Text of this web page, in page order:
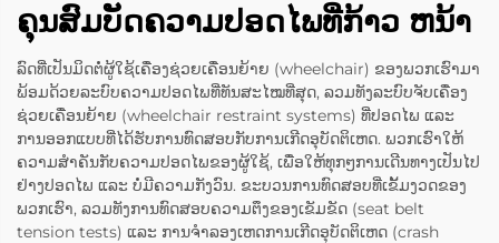
ຄຸນສົມບັດຄວາມປອດໄພທີ່ກ້າວ ຫນ້າ
ລົດທີ່ເປັນມິດຕໍ່ຜູ້ໃຊ້ເຄື່ອງຊ່ວຍເຄື່ອນຍ້າຍ (wheelchair) ຂອງພວກເຮົາມາ
ພ້ອມດ້ວຍລະບົບຄວາມປອດໄພທີ່ທັນສະໄໝທີ່ສຸດ, ລວມທັງລະບົບຈັບເຄື່ອງ
ຊ່ວຍເຄື່ອນຍ້າຍ (wheelchair restraint systems) ທີ່ປອດໄພ ແລະ
ການອອກແບບທີ່ໄດ້ຮັບການທົດສອບກັບການເກີດອຸບັດຕິເຫດ. ພວກເຮົາໃຫ້
ຄວາມສຳຄັນກັບຄວາມປອດໄພຂອງຜູ້ໃຊ້, ເພື່ອໃຫ້ທຸກໆການເດີນທາງເປັນໄປ
ຢ່າງປອດໄພ ແລະ ບໍ່ມີຄວາມກັງວົນ. ຂະບວນການທົດສອບທີ່ເຂັ້ມງວດຂອງ
ພວກເຮົາ, ລວມທັງການທົດສອບຄວາມຕຶງຂອງເຂັມຂັດ (seat belt
tension tests) ແລະ ການຈຳລອງເຫດການເກີດອຸບັດຕິເຫດ (crash